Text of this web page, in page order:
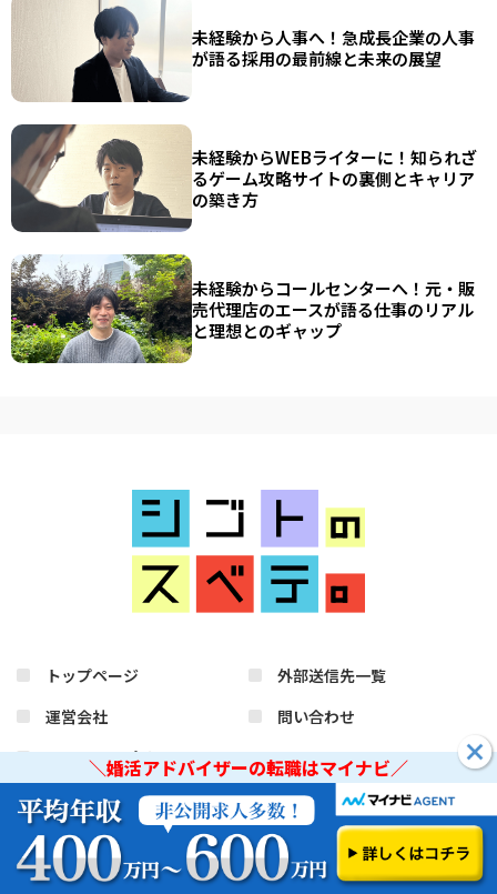
＼婚活アドバイザーの転職はマイナビ／
＼婚活アドバイザーの転職はマイナビ／
未経験から人事へ！急成長企業の人事
が語る採用の最前線と未来の展望
未経験からWEBライターに！知られざ
るゲーム攻略サイトの裏側とキャリア
の築き方
未経験からコールセンターへ！元・販
売代理店のエースが語る仕事のリアル
と理想とのギャップ
トップページ
運営会社
コンテンツポリシー
プライバシーポリシー
リンク・引用について
外部送信先一覧
問い合わせ